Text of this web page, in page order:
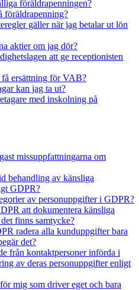
föräldrapenningen?
föräldrapenning?
gäller när jag betalar ut lön
aktier om jag dör?
att ge receptionisten
få ersättning för VAB?
kan jag ta ut?
med inskolning på
missuppfattningarna om
behandling av känsliga
GDPR?
av personuppgifter i GDPR?
att dokumentera känsliga
finns samtycke?
radera alla kunduppgifter bara
det?
från kontaktpersoner införda i
av deras personuppgifter enligt
mig som driver eget och bara